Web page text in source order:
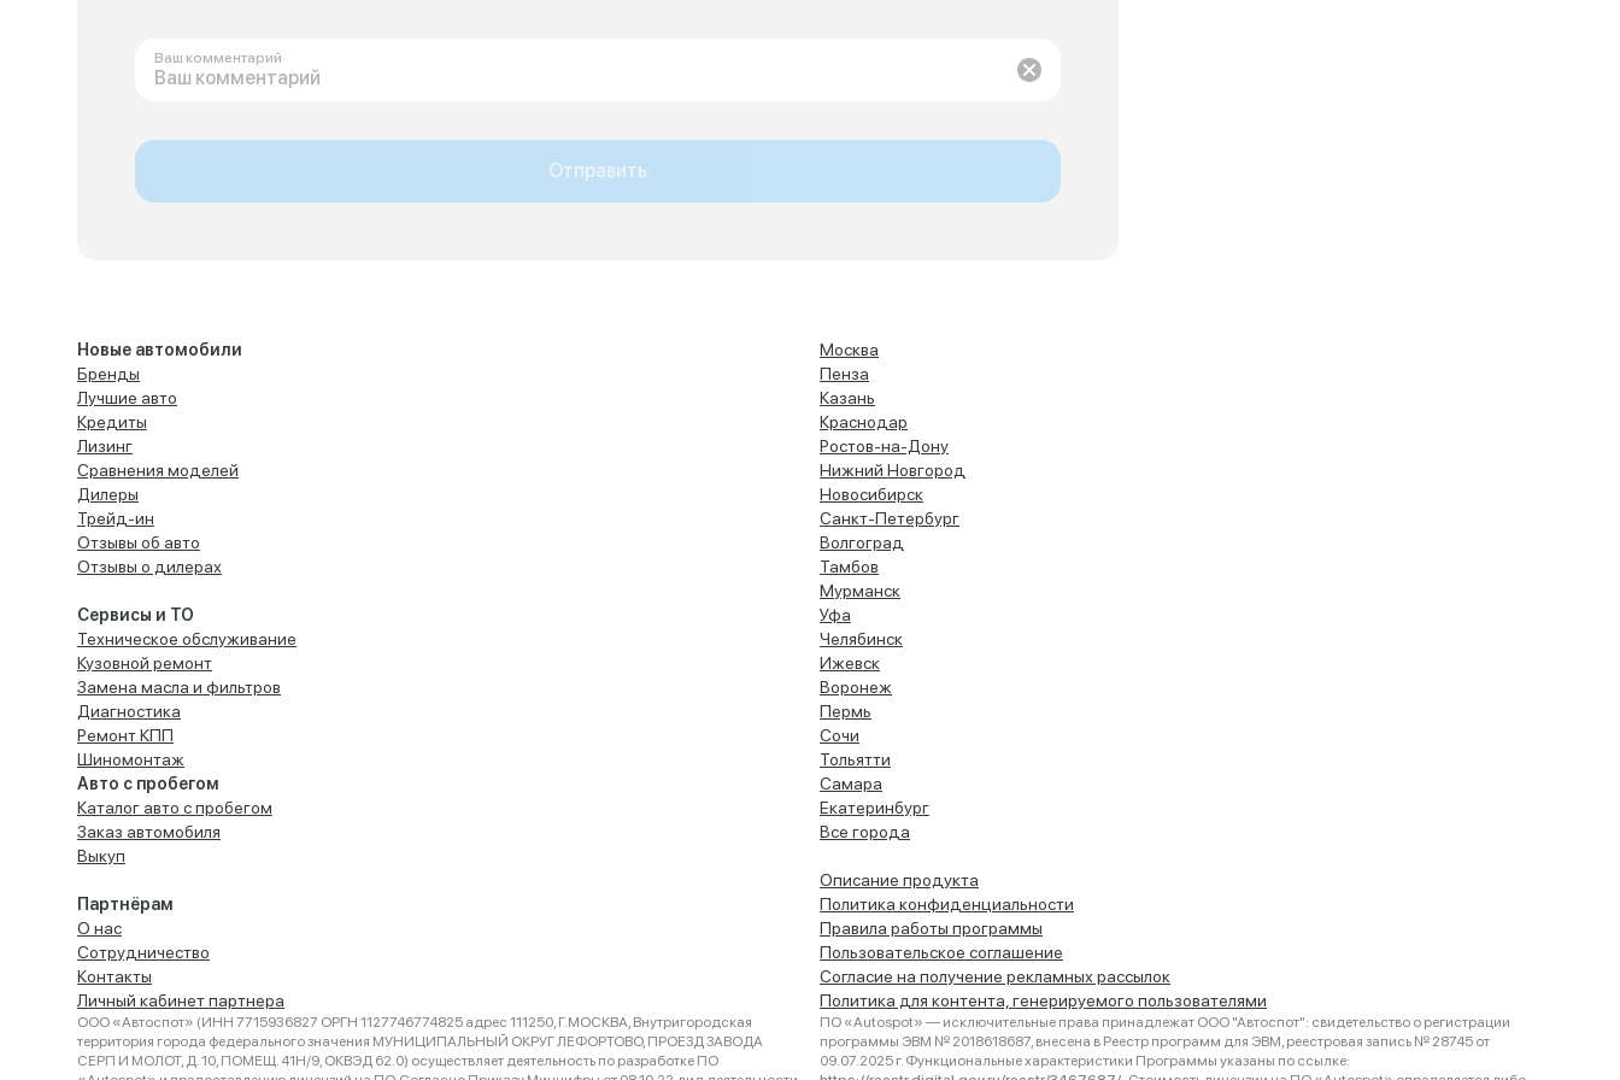
Ваш комментарий
Отправить
Новые автомобили
Бренды
Лучшие авто
Кредиты
Лизинг
Сравнения моделей
Дилеры
Трейд-ин
Отзывы об авто
Отзывы о дилерах
Сервисы и ТО
Техническое обслуживание
Кузовной ремонт
Замена масла и фильтров
Диагностика
Ремонт КПП
Шиномонтаж
Авто с пробегом
Каталог авто с пробегом
Заказ автомобиля
Выкуп
Партнёрам
О нас
Сотрудничество
Контакты
Личный кабинет партнера
Москва
Пенза
Казань
Краснодар
Ростов-на-Дону
Нижний Новгород
Новосибирск
Санкт-Петербург
Волгоград
Тамбов
Мурманск
Уфа
Челябинск
Ижевск
Воронеж
Пермь
Сочи
Тольятти
Самара
Екатеринбург
Все города
Описание продукта
Политика конфиденциальности
Правила работы программы
Пользовательское соглашение
Согласие на получение рекламных рассылок
Политика для контента, генерируемого пользователями
ООО «Автоспот» (ИНН 7715936827 ОРГН 1127746774825 адрес 111250, Г.МОСКВА, Внутригородская
территория города федерального значения МУНИЦИПАЛЬНЫЙ ОКРУГ ЛЕФОРТОВО, ПРОЕЗД ЗАВОДА
СЕРП И МОЛОТ, Д. 10, ПОМЕЩ. 41Н/9, ОКВЭД 62.0) осуществляет деятельность по разработке ПО
ПО «Autospot» — исключительные права принадлежат ООО "Автоспот": свидетельство о регистрации
программы ЭВМ № 2018618687, внесена в Реестр программ для ЭВМ, реестровая запись № 28745 от
09.07.2025 г. Функциональные характеристики Программы указаны по ссылке: